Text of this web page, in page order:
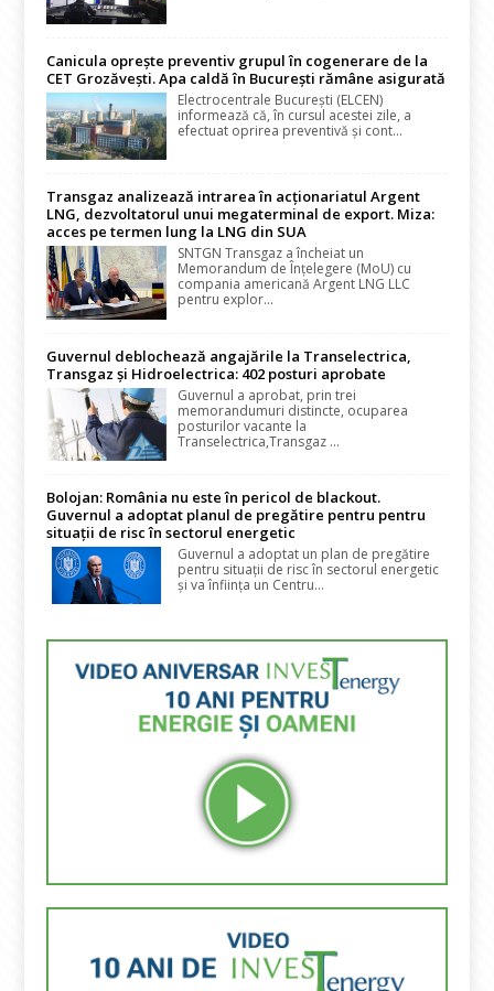
Canicula oprește preventiv grupul în cogenerare de la
CET Grozăvești. Apa caldă în București rămâne asigurată
Electrocentrale București (ELCEN)
informează că, în cursul acestei zile, a
efectuat oprirea preventivă și cont...
Transgaz analizează intrarea în acționariatul Argent
LNG, dezvoltatorul unui megaterminal de export. Miza:
acces pe termen lung la LNG din SUA
SNTGN Transgaz a încheiat un
Memorandum de Înțelegere (MoU) cu
compania americană Argent LNG LLC
pentru explor...
Guvernul deblochează angajările la Transelectrica,
Transgaz și Hidroelectrica: 402 posturi aprobate
Guvernul a aprobat, prin trei
memorandumuri distincte, ocuparea
posturilor vacante la
Transelectrica,Transgaz ...
Bolojan: România nu este în pericol de blackout.
Guvernul a adoptat planul de pregătire pentru pentru
situații de risc în sectorul energetic
Guvernul a adoptat un plan de pregătire
pentru situații de risc în sectorul energetic
și va înființa un Centru...